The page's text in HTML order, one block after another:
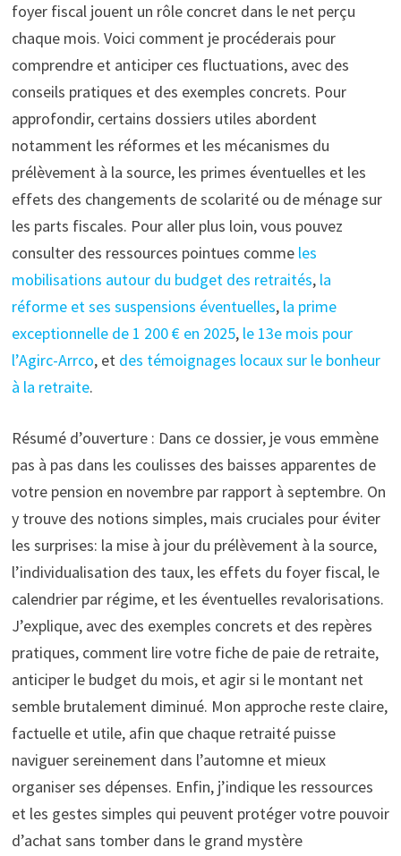
foyer fiscal jouent un rôle concret dans le net perçu
chaque mois. Voici comment je procéderais pour
comprendre et anticiper ces fluctuations, avec des
conseils pratiques et des exemples concrets. Pour
approfondir, certains dossiers utiles abordent
notamment les réformes et les mécanismes du
prélèvement à la source, les primes éventuelles et les
effets des changements de scolarité ou de ménage sur
les parts fiscales. Pour aller plus loin, vous pouvez
consulter des ressources pointues comme les
mobilisations autour du budget des retraités, la
réforme et ses suspensions éventuelles, la prime
exceptionnelle de 1 200 € en 2025, le 13e mois pour
l’Agirc-Arrco, et des témoignages locaux sur le bonheur
à la retraite.
Résumé d’ouverture : Dans ce dossier, je vous emmène
pas à pas dans les coulisses des baisses apparentes de
votre pension en novembre par rapport à septembre. On
y trouve des notions simples, mais cruciales pour éviter
les surprises: la mise à jour du prélèvement à la source,
l’individualisation des taux, les effets du foyer fiscal, le
calendrier par régime, et les éventuelles revalorisations.
J’explique, avec des exemples concrets et des repères
pratiques, comment lire votre fiche de paie de retraite,
anticiper le budget du mois, et agir si le montant net
semble brutalement diminué. Mon approche reste claire,
factuelle et utile, afin que chaque retraité puisse
naviguer sereinement dans l’automne et mieux
organiser ses dépenses. Enfin, j’indique les ressources
et les gestes simples qui peuvent protéger votre pouvoir
d’achat sans tomber dans le grand mystère